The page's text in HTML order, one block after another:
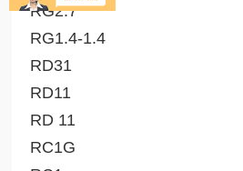
RG2.7
RG1.4-1.4
RD31
RD11
RD 11
RC1G